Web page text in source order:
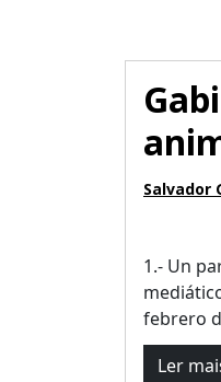
Salvador
1.- Un
febrero
Ler